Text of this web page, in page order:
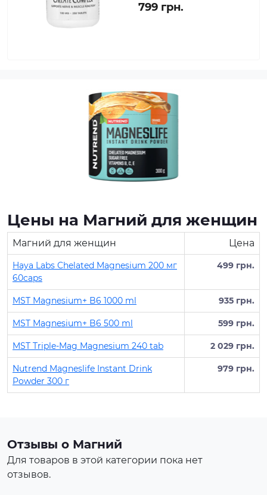
799 грн.
Цены на Магний для женщин
Магний для женщин Цена
Haya Labs Chelated Magnesium 200 мг
60caps
499 грн.
MST Magnesium+ B6 1000 ml 935 грн.
MST Magnesium+ B6 500 ml 599 грн.
MST Triple-Mag Magnesium 240 tab 2 029 грн.
Nutrend Magneslife Instant Drink
Powder 300 г
979 грн.
Отзывы о Магний
Для товаров в этой категории пока нет
отзывов.
порошка. Это безопасная
пищевая добавка, которая
покрывает часть суточной